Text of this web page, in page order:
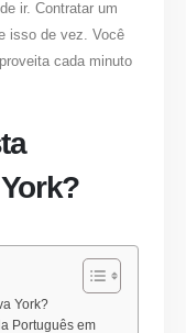
ir. Contratar um
isso de vez. Você
cada minuto
York?
Português em